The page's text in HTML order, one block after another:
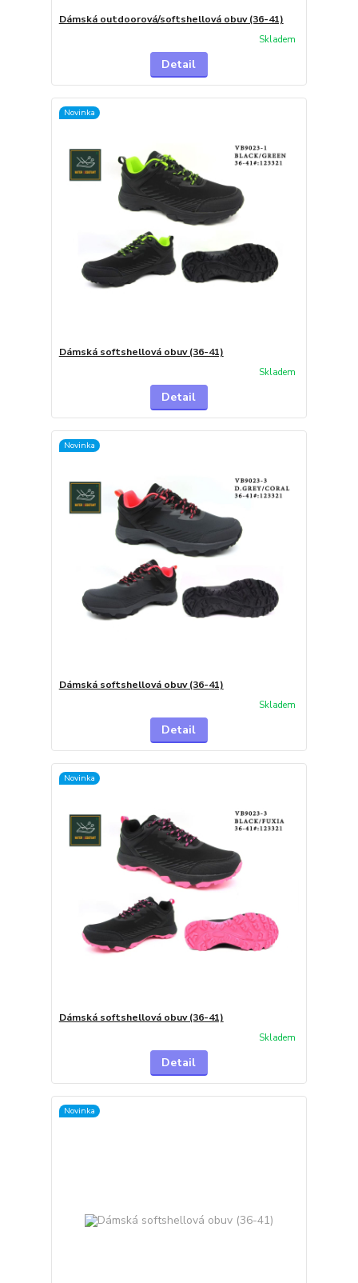
Dámská outdoorová/softshellová obuv (36-41)
Skladem
Detail
Novinka
Dámská softshellová obuv (36-41)
Skladem
Detail
Novinka
Dámská softshellová obuv (36-41)
Skladem
Detail
Novinka
Dámská softshellová obuv (36-41)
Skladem
Detail
Novinka